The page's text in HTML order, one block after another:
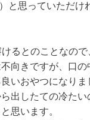
と思っていただけ
るとのことなので
向きですが、口
いおやつになりま
出したての冷たい
思います。